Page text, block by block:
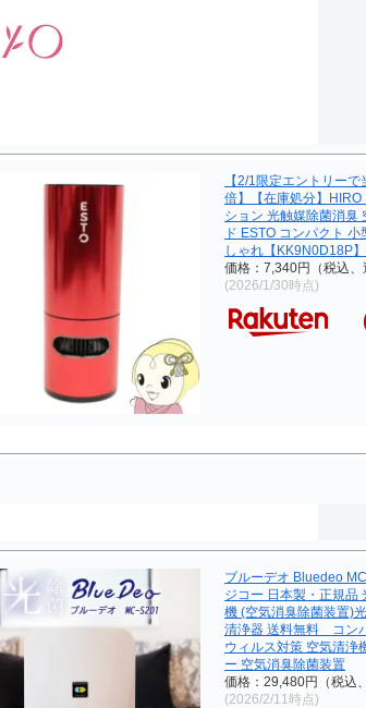
【2/1限定エントリー
倍】【在庫処分】HIRO
ション 光触媒除菌消臭
ド ESTO コンパクト
しゃれ【KK9N0D18P】
価格：7,340円（税込、
(2026/1/30時点)
ブルーデオ Bluedeo
ジコー 日本製・正規品
機 (空気消臭除菌装置)
清浄器 送料無料 コン
ウィルス対策 空気清浄
ー 空気消臭除菌装置
価格：29,480円（税込
(2026/2/11時点)